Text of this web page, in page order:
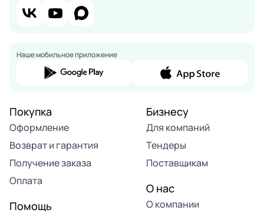
Наше мобильное приложение
Покупка
Оформление
Возврат и гарантия
Получение заказа
Оплата
Помощь
Бизнесу
Для компаний
Тендеры
Поставщикам
О нас
О компании